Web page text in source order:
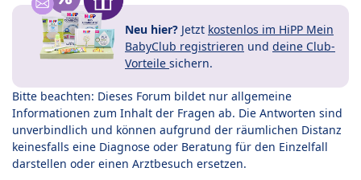
Neu hier? Jetzt kostenlos im HiPP Mein
BabyClub registrieren und deine Club-
Vorteile sichern.
Bitte beachten: Dieses Forum bildet nur allgemeine
Informationen zum Inhalt der Fragen ab. Die Antworten sind
unverbindlich und können aufgrund der räumlichen Distanz
keinesfalls eine Diagnose oder Beratung für den Einzelfall
darstellen oder einen Arztbesuch ersetzen.